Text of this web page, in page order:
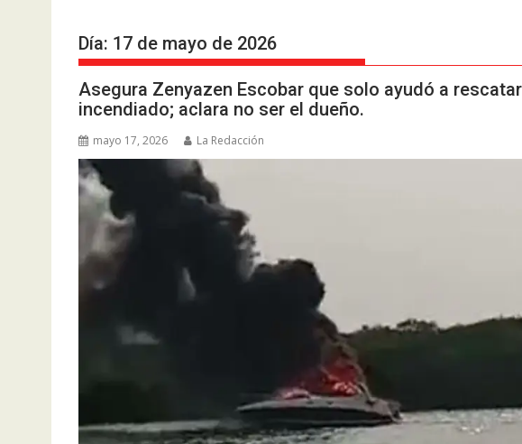
Día: 17 de mayo de 2026
Asegura Zenyazen Escobar que solo ayudó a
incendiado; aclara no ser el dueño.
mayo 17, 2026 La Redacción